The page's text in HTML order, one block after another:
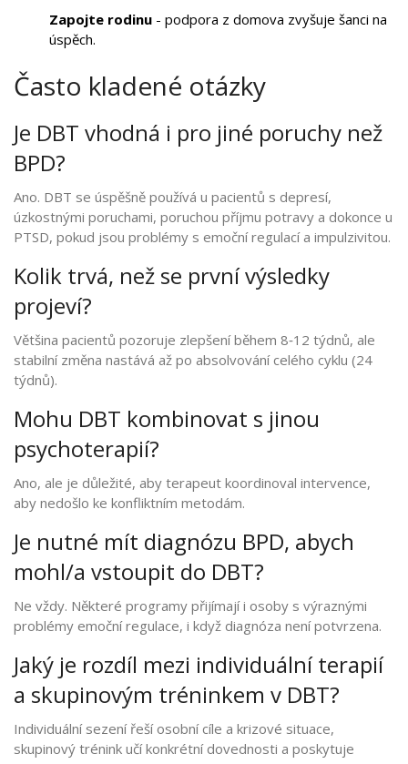
Zapojte rodinu - podpora z domova zvyšuje šanci na
úspěch.
Často kladené otázky
Je DBT vhodná i pro jiné poruchy než
BPD?
Ano. DBT se úspěšně používá u pacientů s depresí,
úzkostnými poruchami, poruchou příjmu potravy a dokonce u
PTSD, pokud jsou problémy s emoční regulací a impulzivitou.
Kolik trvá, než se první výsledky
projeví?
Většina pacientů pozoruje zlepšení během 8‑12 týdnů, ale
stabilní změna nastává až po absolvování celého cyklu (24
týdnů).
Mohu DBT kombinovat s jinou
psychoterapií?
Ano, ale je důležité, aby terapeut koordinoval intervence,
aby nedošlo ke konfliktním metodám.
Je nutné mít diagnózu BPD, abych
mohl/a vstoupit do DBT?
Ne vždy. Některé programy přijímají i osoby s výraznými
problémy emoční regulace, i když diagnóza není potvrzena.
Jaký je rozdíl mezi individuální terapií
a skupinovým tréninkem v DBT?
Individuální sezení řeší osobní cíle a krizové situace,
skupinový trénink učí konkrétní dovednosti a poskytuje